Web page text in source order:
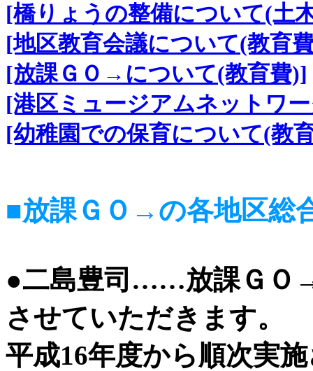
[橋りょうの整備について(土
[地区教育会議について(教育
[放課ＧＯ→について(教育費)]
[港区ミュージアムネットワ
[幼稚園での保育について(教
■放課ＧＯ→の各地区総
●二島豊司……放課ＧＯ
させていただきます。
平成16年度から順次実